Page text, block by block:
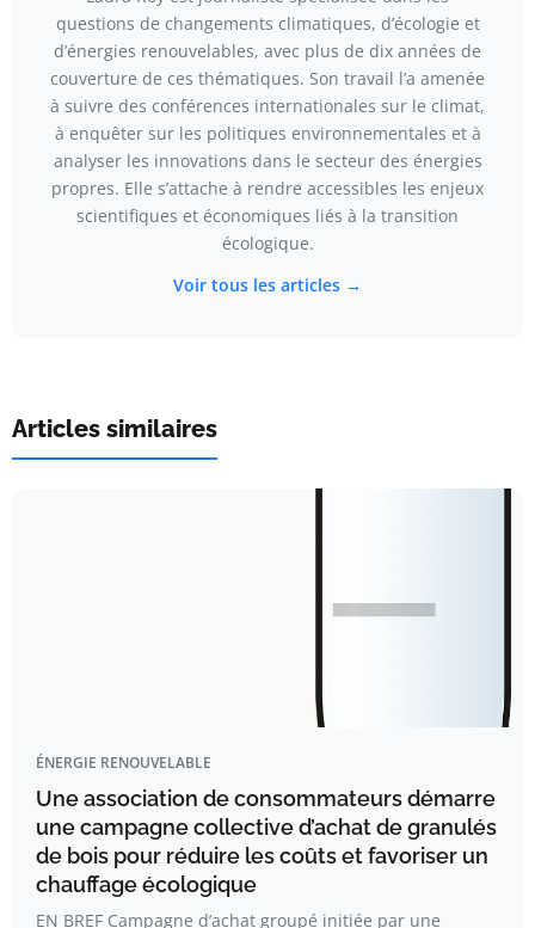
questions de changements climatiques, d’écologie et
d’énergies renouvelables, avec plus de dix années de
couverture de ces thématiques. Son travail l’a amenée
à suivre des conférences internationales sur le climat,
à enquêter sur les politiques environnementales et à
analyser les innovations dans le secteur des énergies
propres. Elle s’attache à rendre accessibles les enjeux
scientifiques et économiques liés à la transition
écologique.
Voir tous les articles →
Articles similaires
ÉNERGIE RENOUVELABLE
Une association de consommateurs démarre
une campagne collective d’achat de granulés
de bois pour réduire les coûts et favoriser un
chauffage écologique
EN BREF Campagne d’achat groupé initiée par une